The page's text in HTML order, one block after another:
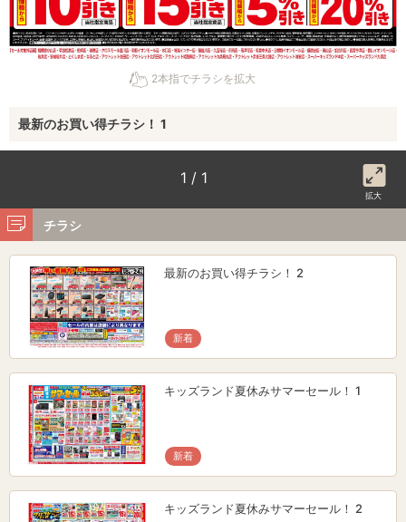
2本指でチラシを拡大
最新のお買い得チラシ！ 1
1 / 1
拡大
チラシ
最新のお買い得チラシ！ 2
新着
キッズランド夏休みサマーセール！ 1
新着
キッズランド夏休みサマーセール！ 2